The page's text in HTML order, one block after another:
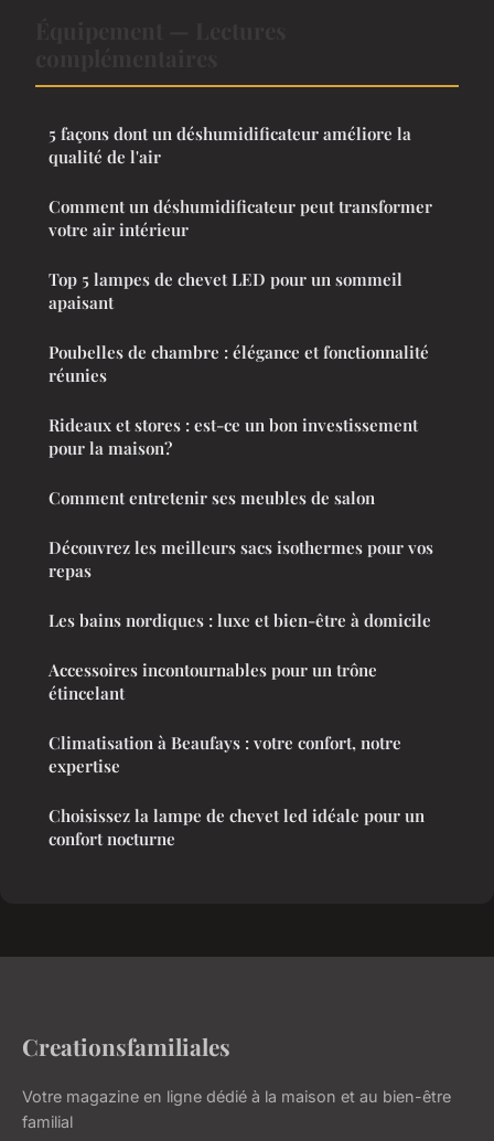
5 façons dont un déshumidificateur améliore la
qualité de l'air
Comment un déshumidificateur peut transformer
votre air intérieur
Top 5 lampes de chevet LED pour un sommeil
apaisant
Poubelles de chambre : élégance et fonctionnalité
réunies
Rideaux et stores : est-ce un bon investissement
pour la maison?
Comment entretenir ses meubles de salon
Découvrez les meilleurs sacs isothermes pour vos
repas
Les bains nordiques : luxe et bien-être à domicile
Accessoires incontournables pour un trône
étincelant
Climatisation à Beaufays : votre confort, notre
expertise
Choisissez la lampe de chevet led idéale pour un
confort nocturne
Creationsfamiliales
Votre magazine en ligne dédié à la maison et au bien-être
familial